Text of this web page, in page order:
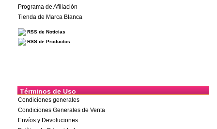
Programa de Afiliación
Tienda de Marca Blanca
RSS de Noticias
RSS de Productos
Términos de Uso
Condiciones generales
Condiciones Generales de Venta
Envíos y Devoluciones